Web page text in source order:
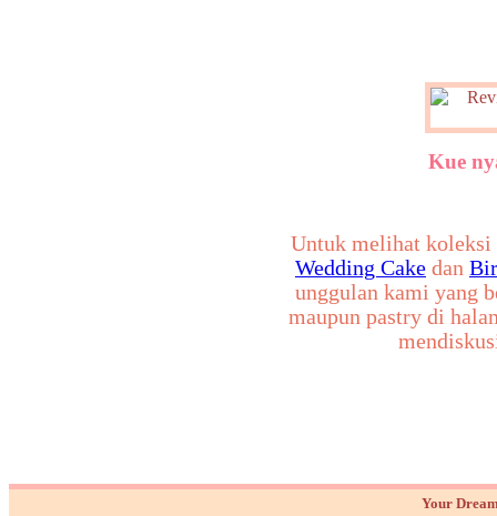
Kue
Untuk melihat
Wedding Cake dan
unggulan kami yang
maupun pastry di
Your